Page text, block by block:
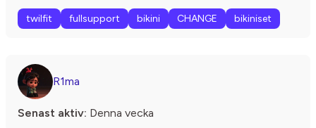
twilfit fullsupport bikini CHANGE bikiniset
R1ma
Senast aktiv: Denna vecka